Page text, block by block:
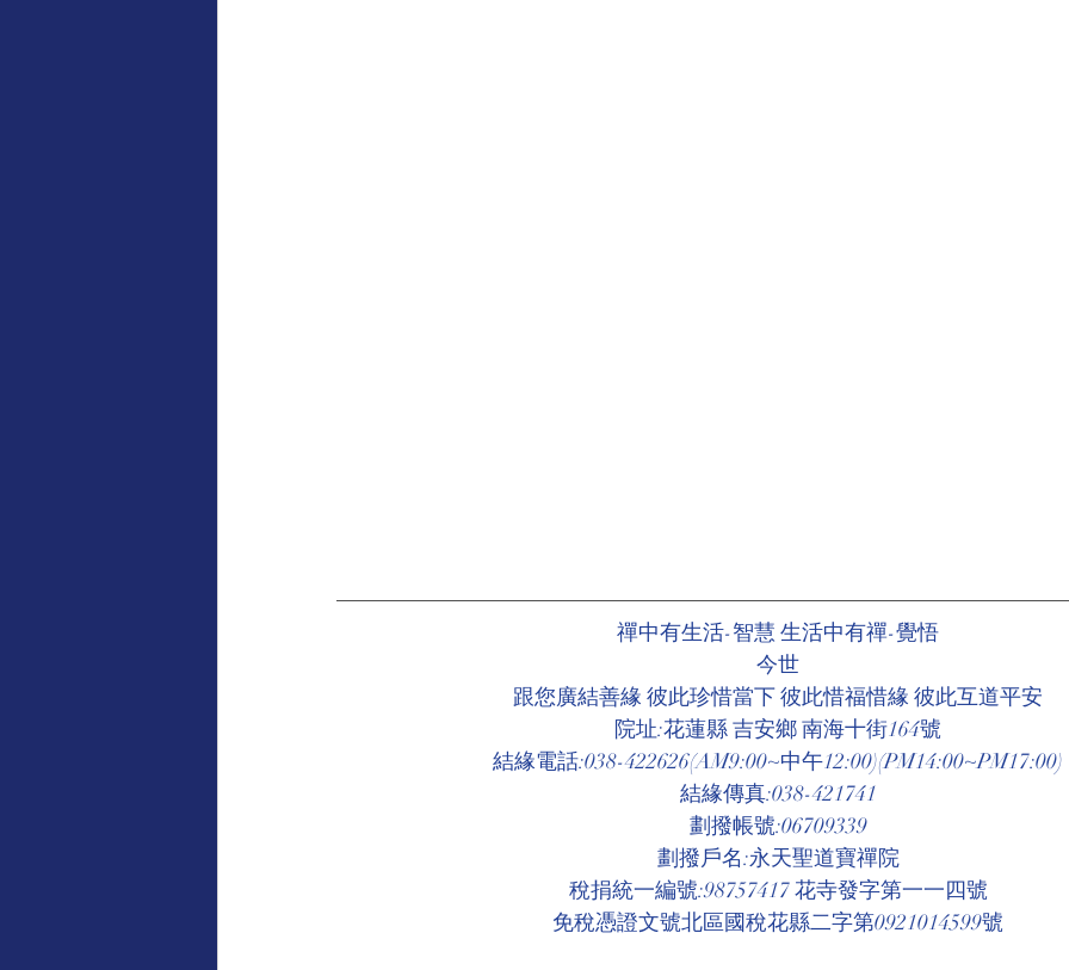
禪中有生活-智慧 生活中有禪-覺悟
今世
跟您廣結善緣 彼此珍惜當下 彼此惜福惜緣 彼此互道平安
院址:花蓮縣 吉安鄉 南海十街164號
結緣電話:038-422626(AM9:00~中午12:00)(PM14:00~PM17:00)
結緣傳真:038-421741
劃撥帳號:06709339
劃撥戶名:永天聖道寶禪院
稅捐統一編號:98757417 花寺發字第一一四號
免稅憑證文號北區國稅花縣二字第0921014599號